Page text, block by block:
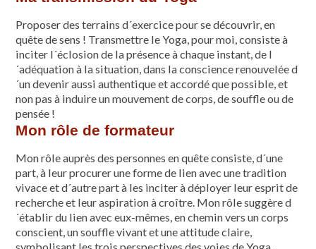
Proposer des terrains d´exercice pour se découvrir, en
quête de sens ! Transmettre le Yoga, pour moi, consiste à
inciter l´éclosion de la présence à chaque instant, de l
´adéquation à la situation, dans la conscience renouvelée d
´un devenir aussi authentique et accordé que possible, et
non pas à induire un mouvement de corps, de souffle ou de
pensée !
Mon rôle de formateur
Mon rôle auprès des personnes en quête consiste, d´une
part, à leur procurer une forme de lien avec une tradition
vivace et d´autre part à les inciter à déployer leur esprit de
recherche et leur aspiration à croître. Mon rôle suggère d
´établir du lien avec eux-mêmes, en chemin vers un corps
conscient, un souffle vivant et une attitude claire,